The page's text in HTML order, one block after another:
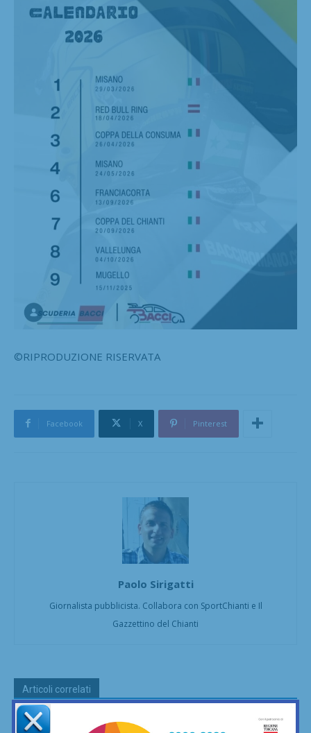
©RIPRODUZIONE RISERVATA
Facebook X Pinterest
Paolo Sirigatti
Giornalista pubblicista. Collabora con SportChianti e Il
Gazzettino del Chianti
Articoli correlati
Coppa Italia di Serie D, il Grassina